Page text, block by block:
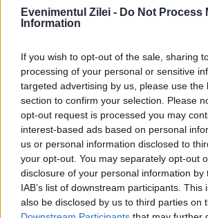
Evenimentul Zilei - Do Not Process
Information
If you wish to opt-out of the sale, sharing
processing of your personal or sensitive
targeted advertising by us, please use the
section to confirm your selection. Please
opt-out request is processed you may
interest-based ads based on personal
us or personal information disclosed to
your opt-out. You may separately opt-out
disclosure of your personal information by
IAB’s list of downstream participants. This
also be disclosed by us to third parties on
Val de tentative de fraudă pe
de curierat. Avertisment lansat
pentru toți românii